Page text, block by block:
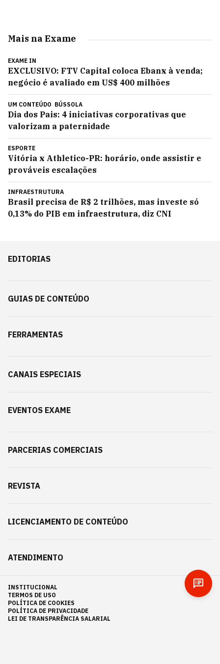
Mais na Exame
EXAME IN
EXCLUSIVO: FTV Capital coloca Ebanx à venda;
negócio é avaliado em US$ 400 milhões
UM CONTEÚDO BÚSSOLA
Dia dos Pais: 4 iniciativas corporativas que
valorizam a paternidade
ESPORTE
Vitória x Athletico-PR: horário, onde assistir e
prováveis escalações
INFRAESTRUTURA
Brasil precisa de R$ 2 trilhões, mas investe só
0,13% do PIB em infraestrutura, diz CNI
EDITORIAS
GUIAS DE CONTEÚDO
FERRAMENTAS
CANAIS ESPECIAIS
EVENTOS EXAME
PARCERIAS COMERCIAIS
REVISTA
LICENCIAMENTO DE CONTEÚDO
ATENDIMENTO
INSTITUCIONAL
TERMOS DE USO
POLÍTICA DE COOKIES
POLÍTICA DE PRIVACIDADE
LEI DE TRANSPARÊNCIA SALARIAL